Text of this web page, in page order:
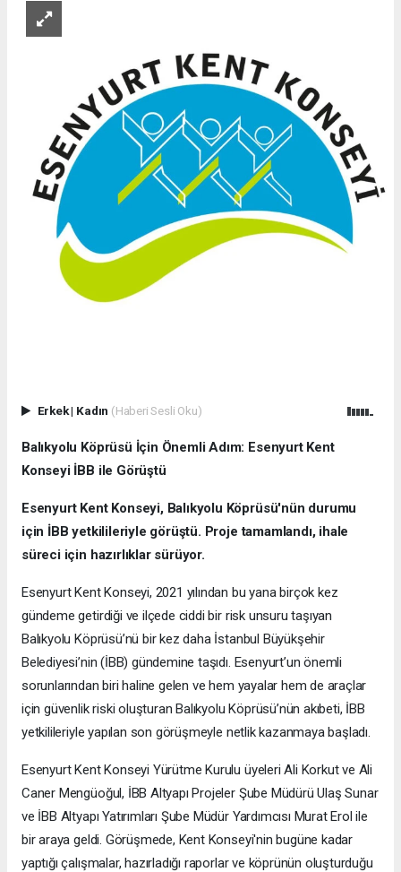
Erkek| Kadın (Haberi Sesli Oku)
Balıkyolu Köprüsü İçin Önemli Adım: Esenyurt Kent
Konseyi İBB ile Görüştü
Esenyurt Kent Konseyi, Balıkyolu Köprüsü'nün durumu
için İBB yetkilileriyle görüştü. Proje tamamlandı, ihale
süreci için hazırlıklar sürüyor.
Esenyurt Kent Konseyi, 2021 yılından bu yana birçok kez
gündeme getirdiği ve ilçede ciddi bir risk unsuru taşıyan
Balıkyolu Köprüsü’nü bir kez daha İstanbul Büyükşehir
Belediyesi’nin (İBB) gündemine taşıdı. Esenyurt’un önemli
sorunlarından biri haline gelen ve hem yayalar hem de araçlar
için güvenlik riski oluşturan Balıkyolu Köprüsü’nün akıbeti, İBB
yetkilileriyle yapılan son görüşmeyle netlik kazanmaya başladı.
Esenyurt Kent Konseyi Yürütme Kurulu üyeleri Ali Korkut ve Ali
Caner Mengüoğul, İBB Altyapı Projeler Şube Müdürü Ulaş Sunar
ve İBB Altyapı Yatırımları Şube Müdür Yardımcısı Murat Erol ile
bir araya geldi. Görüşmede, Kent Konseyi'nin bugüne kadar
yaptığı çalışmalar, hazırladığı raporlar ve köprünün oluşturduğu